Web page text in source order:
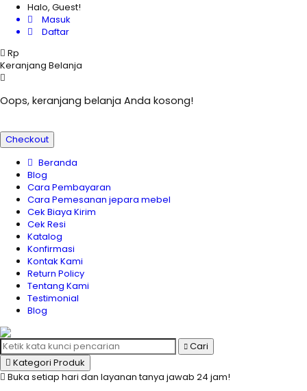
Halo, Guest!
Masuk
Daftar
Rp
Keranjang Belanja
Oops, keranjang belanja Anda kosong!
Checkout
Beranda
Blog
Cara Pembayaran
Cara Pemesanan jepara mebel
Cek Biaya Kirim
Cek Resi
Katalog
Konfirmasi
Kontak Kami
Return Policy
Tentang Kami
Testimonial
Blog
Cari
Kategori Produk
Buka setiap hari dan layanan tanya jawab 24 jam!